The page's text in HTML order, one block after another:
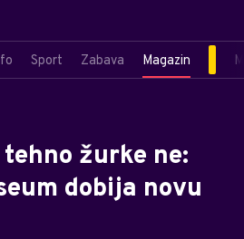
Sport Zabava Magazin
žurke ne:
dobija novu